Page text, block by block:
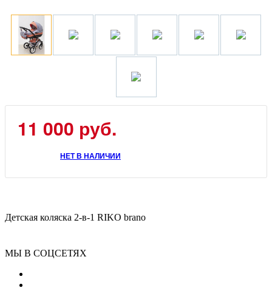
11 000 руб.
НЕТ В НАЛИЧИИ
Детская коляска 2-в-1 RIKO brano
МЫ В СОЦСЕТЯХ